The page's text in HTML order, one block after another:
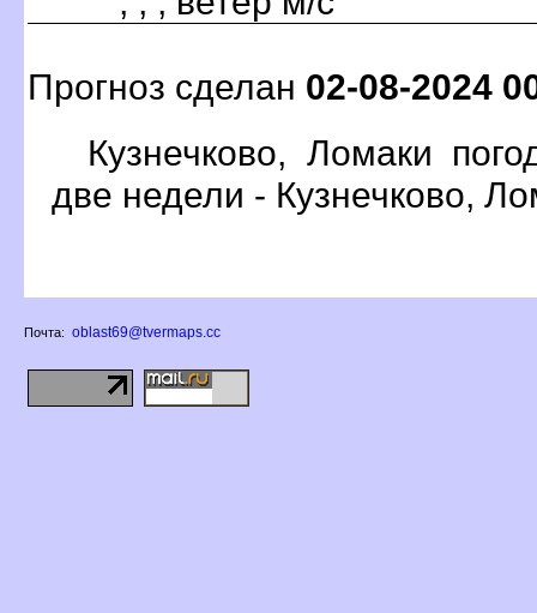
Прогноз сделан 02-08-2024
Кузнечково, Ломаки
две недели - Кузнечково,
Почта: oblast69@tvermaps.cc